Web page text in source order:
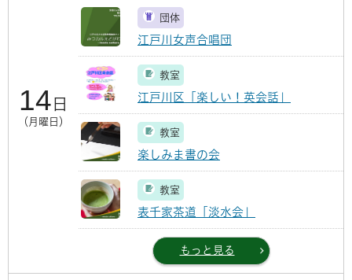
14 日
（月曜日）
団体
江戸川女声合唱団
教室
江戸川区「楽しい！英会話」
教室
楽しみま書の会
教室
表千家茶道「淡水会」
もっと見る